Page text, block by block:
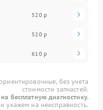
520 р
520 р
610 р
без учета
стоимости запчастей.
бесплатную диагностику.
укажем на неисправность.